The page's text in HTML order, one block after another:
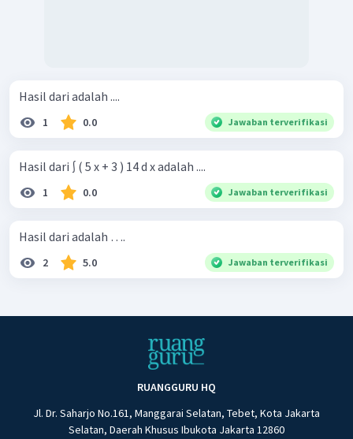
Hasil dari adalah ....
1 0.0 Jawaban terverifikasi
Hasil dari ∫ ( 5 x + 3 ) 14 d x adalah ....
1 0.0 Jawaban terverifikasi
Hasil dari adalah ….
2 5.0 Jawaban terverifikasi
RUANGGURU HQ
Jl. Dr. Saharjo No.161, Manggarai Selatan, Tebet, Kota Jakarta
Selatan, Daerah Khusus Ibukota Jakarta 12860